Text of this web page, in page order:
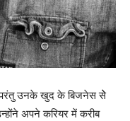
परंतु उनके खुद के बिजनेस सेे
अपने करियर में करीब